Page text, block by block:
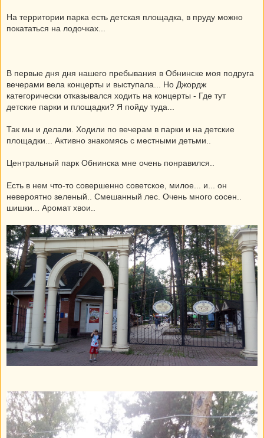
На территории парка есть детская площадка, в пруду можно
покататься на лодочках...
В первые дня дня нашего пребывания в Обнинске моя подруга
вечерами вела концерты и выступала... Но Джордж
категорически отказывался ходить на концерты - Где тут
детские парки и площадки? Я пойду туда...
Так мы и делали. Ходили по вечерам в парки и на детские
площадки... Активно знакомясь с местными детьми..
Центральный парк Обнинска мне очень понравился..
Есть в нем что-то совершенно советское, милое... и... он
невероятно зеленый.. Смешанный лес. Очень много сосен..
шишки... Аромат хвои..